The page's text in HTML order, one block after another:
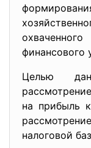
финансового
Целью
на прибыль
налоговой